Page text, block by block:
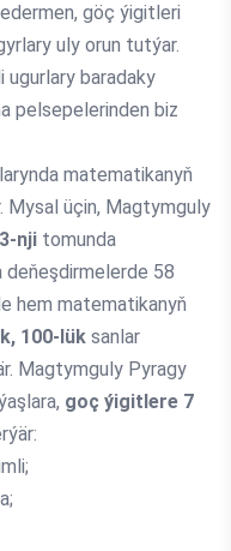
göç ýigitleri
uly orun tutýar.
ugurlary baradaky
pelsepelerinden biz
matematikanyň
Mysal üçin, Magtymguly
3-nji tomunda
deňeşdirmelerde 58
hem matematikanyň
100-lük sanlar
Magtymguly Pyragy
goç ýigitlere 7